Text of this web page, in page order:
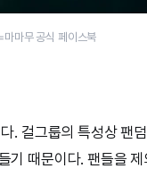
마마무 공식 페이스북
. 걸그룹의 특성상 팬
기 때문이다. 팬들을